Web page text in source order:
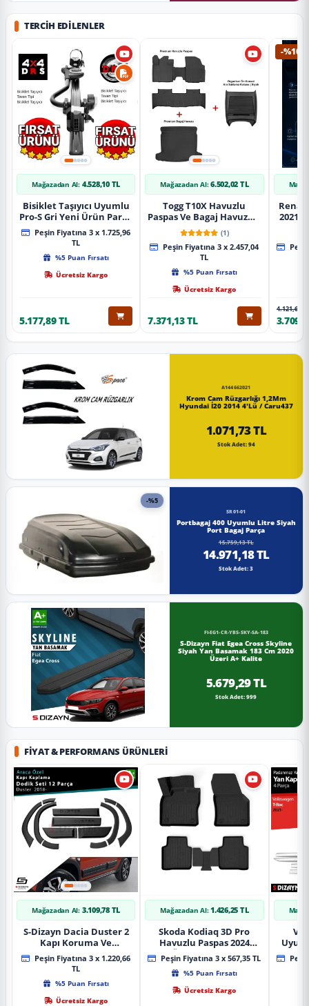
TERCIH EDILENLER
Mağazadan Al: 4.528,10 TL
Bisiklet Taşıyıcı Uyumlu
Pro-S Gri Yeni Ürün Parça
Tavan Tipi Bisiklet
Taşıyıcı
Peşin Fiyatına 3 x 1.725,96
TL
%5 Puan Fırsatı
Ücretsiz Kargo
5.177,89 TL
Mağazadan Al: 6.502,02 TL
Togg T10X Havuzlu
Paspas Ve Bagaj Havuzu +
Siyah Organizer
(1)
Peşin Fiyatına 3 x 2.457,04
TL
%5 Puan Fırsatı
Ücretsiz Kargo
7.371,13 TL
-%10
2021
4.121,65 TL
A144662021
Krom Cam Rüzgarlığı 1,2Mm
Hyundai İ20 2014 4'Lü / Caru437
1.071,73 TL
Stok Adet: 94
-%5
SR01-01
Portbagaj 400 Uyumlu Litre Siyah
Port Bagaj Parça
15.759,13 TL
14.971,18 TL
Stok Adet: 3
FI-EG1-CR-YBS-SKY-SA-183
S-Dizayn Fiat Egea Cross Skyline
Siyah Yan Basamak 183 Cm 2020
Üzeri A+ Kalite
5.679,29 TL
Stok Adet: 999
FIYAT & PERFORMANS ÜRÜNLERI
Mağazadan Al: 3.109,78 TL
S-Dizayn Dacia Duster 2
Kapı Koruma Ve
Çamurluk Kaplaması
Dodik Seti 2018 Üzeri A+
Kalite
Peşin Fiyatına 3 x 1.220,66
TL
%5 Puan Fırsatı
Ücretsiz Kargo
Mağazadan Al: 1.426,25 TL
Skoda Kodiaq 3D Pro
Havuzlu Paspas 2024
Üzeri A+ Kalite
Peşin Fiyatına 3 x 567,35 TL
%5 Puan Fırsatı
Ücretsiz Kargo
Yan